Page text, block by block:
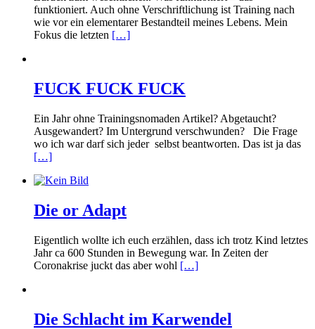
funktioniert. Auch ohne Verschriftlichung ist Training nach
wie vor ein elementarer Bestandteil meines Lebens. Mein
Fokus die letzten […]
FUCK FUCK FUCK
Ein Jahr ohne Trainingsnomaden Artikel? Abgetaucht?
Ausgewandert? Im Untergrund verschwunden? Die Frage
wo ich war darf sich jeder selbst beantworten. Das ist ja das
[…]
Die or Adapt
Eigentlich wollte ich euch erzählen, dass ich trotz Kind letztes
Jahr ca 600 Stunden in Bewegung war. In Zeiten der
Coronakrise juckt das aber wohl […]
Die Schlacht im Karwendel